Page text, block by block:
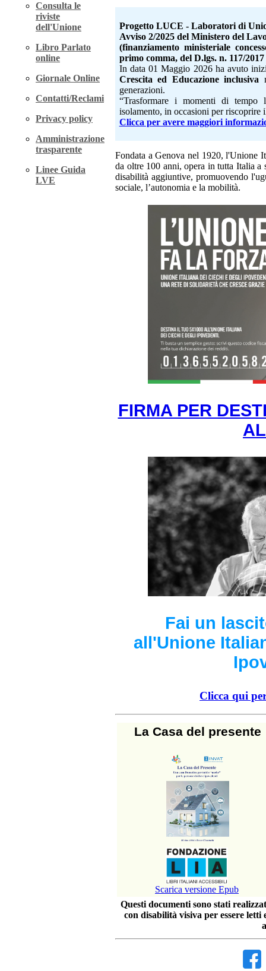
Consulta le
riviste
dell'Unione
Libro Parlato
online
Giornale Online
Contatti/Reclami
Privacy policy
Amministrazione
trasparente
Linee Guida
LVE
Progetto LUCE - Laboratori di
Avviso 2/2025 del Ministero del
(finanziamento ministeriale
primo comma, del D.lgs. n. 117/2017
In data 01 Maggio 2026 ha avuto
Crescita ed Educazione inclusiva
generazioni.
“Trasformare i momenti di tempo
isolamento, in occasioni per riscoprire
Clicca per avere maggiori
Fondata a Genova nel 1920, l'Unione
da oltre 100 anni, opera in tutta Italia a
disabilità aggiuntive, promuovendo
sociale, l’autonomia e la mobilità.
FIRMA PER
Fai un
all'Unione
Clicca qui
La Casa del presente
Scarica versione Epub
Questi documenti sono stati
con disabilità visiva per essere